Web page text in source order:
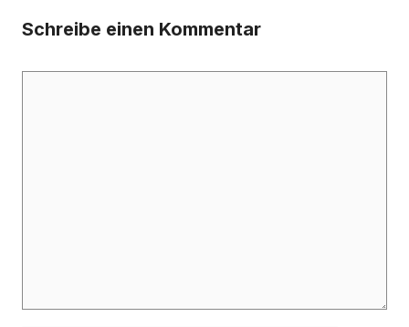
Schreibe einen Kommentar